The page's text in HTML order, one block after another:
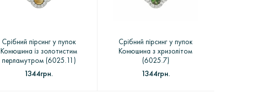
Срібний пірсинг у пупок
Конюшина із золотистим
перламутром (6025.11)
1344грн.
Срібний пірсинг у пупок
Конюшина з хризолітом
(6025.7)
1344грн.